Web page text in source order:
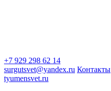
+7 929 298 62 14
surgutsvet@yandex.ru Контакты
tyumensvet.ru